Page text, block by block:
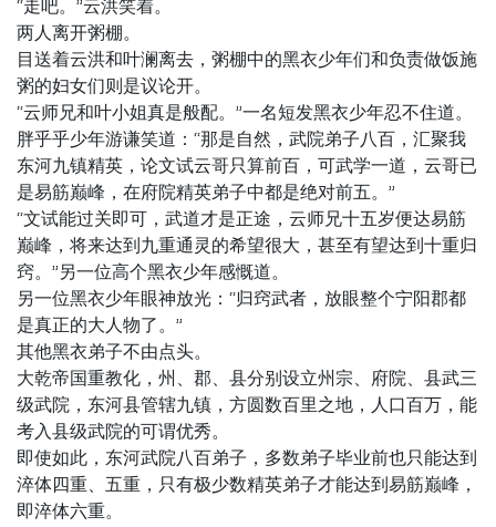
“走吧。”云洪笑着。
两人离开粥棚。
目送着云洪和叶澜离去，粥棚中的黑衣少年们和负责做饭施
粥的妇女们则是议论开。
“云师兄和叶小姐真是般配。”一名短发黑衣少年忍不住道。
胖乎乎少年游谦笑道：“那是自然，武院弟子八百，汇聚我
东河九镇精英，论文试云哥只算前百，可武学一道，云哥已
是易筋巅峰，在府院精英弟子中都是绝对前五。”
“文试能过关即可，武道才是正途，云师兄十五岁便达易筋
巅峰，将来达到九重通灵的希望很大，甚至有望达到十重归
窍。”另一位高个黑衣少年感慨道。
另一位黑衣少年眼神放光：“归窍武者，放眼整个宁阳郡都
是真正的大人物了。”
其他黑衣弟子不由点头。
大乾帝国重教化，州、郡、县分别设立州宗、府院、县武三
级武院，东河县管辖九镇，方圆数百里之地，人口百万，能
考入县级武院的可谓优秀。
即使如此，东河武院八百弟子，多数弟子毕业前也只能达到
淬体四重、五重，只有极少数精英弟子才能达到易筋巅峰，
即淬体六重。